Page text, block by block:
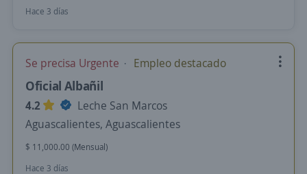
Hace 3 días
Se precisa Urgente Empleo destacado
Oficial Albañil
4.2
Leche San Marcos
Aguascalientes, Aguascalientes
$ 11,000.00 (Mensual)
Hace 3 días